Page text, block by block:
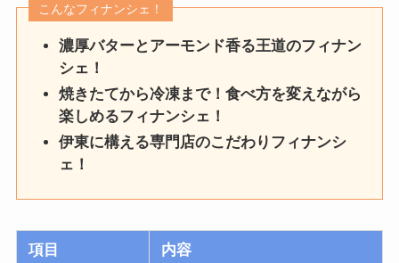
こんなフィナンシェ！
濃厚バターとアーモンド香る王道のフィナン
シェ！
焼きたてから冷凍まで！食べ方を変えながら
楽しめるフィナンシェ！
伊東に構える専門店のこだわりフィナンシ
ェ！
項目 内容